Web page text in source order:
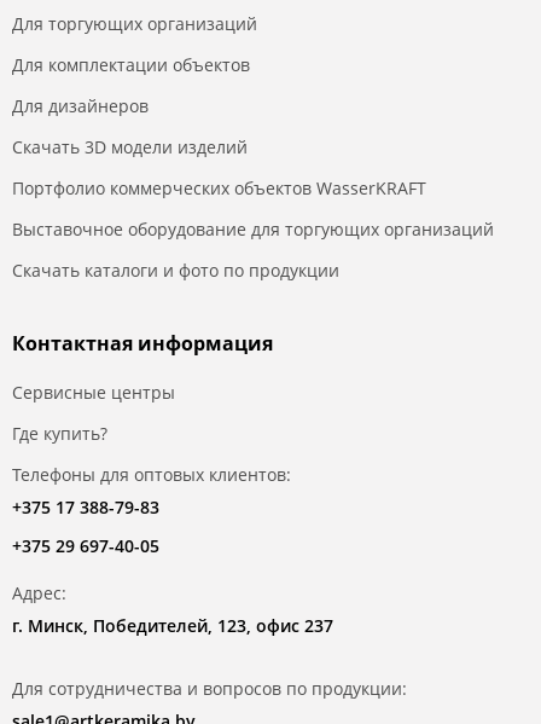
Для торгующих организаций
Для комплектации объектов
Для дизайнеров
Скачать 3D модели изделий
Портфолио коммерческих объектов WasserKRAFT
Выставочное оборудование для торгующих организаций
Скачать каталоги и фото по продукции
Контактная информация
Сервисные центры
Где купить?
Телефоны для оптовых клиентов:
+375 17 388-79-83
+375 29 697-40-05
Адрес:
г. Минск, Победителей, 123, офис 237
Для сотрудничества и вопросов по продукции: